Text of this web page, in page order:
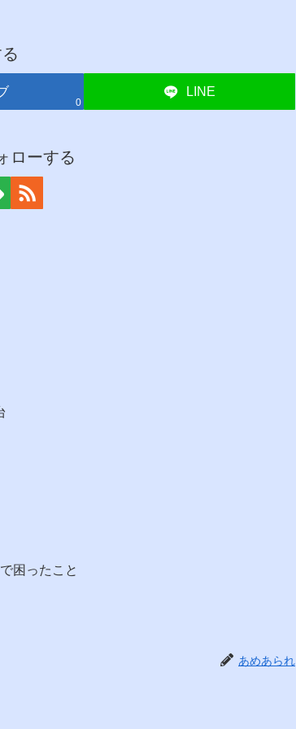
0
LINE
ローする
困ったこと
あめあられ